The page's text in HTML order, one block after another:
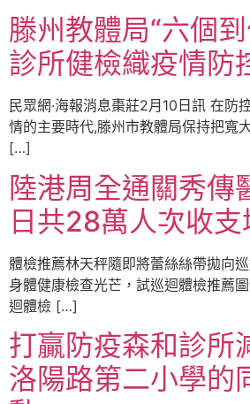
滕州教體局“六個
診所健檢織疫情防
民眾網·海報消息棗莊2月10日訊 在防
情的主要時代,滕州市教體局保持把寬
[…]
陸港周全通關秀傳
日共28萬人次收支
體檢推薦林天秤隨即將蕾絲絲帶拋向
身體健康檢查光芒，試巡迴體檢推薦
迴體檢 […]
打贏防疫森和診所
洛陽路第二小學的